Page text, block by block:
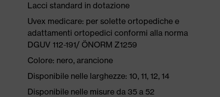
Lacci standard in dotazione
Uvex medicare: per solette ortopediche e
adattamenti ortopedici conformi alla norma
DGUV 112-191/ ÖNORM Z1259
Colore: nero, arancione
Disponibile nelle larghezze: 10, 11, 12, 14
Disponibile nelle misure da 35 a 52